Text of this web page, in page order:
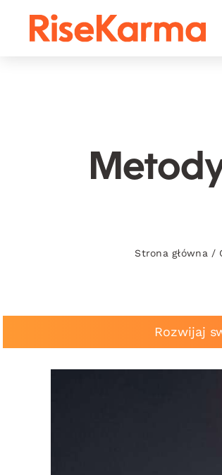
Strona główna /
Rozwijaj